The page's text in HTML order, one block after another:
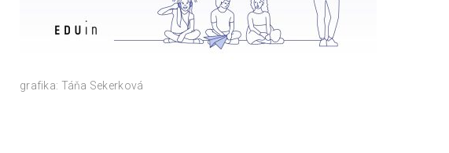
grafika: Táňa Sekerková